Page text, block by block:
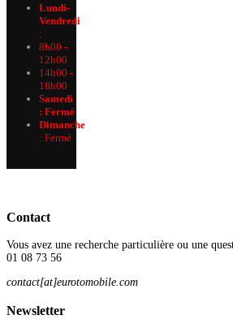
Lundi-
Vendredi
:
8h00 -
12h00
14h00 -
18h00
Samedi
: Fermé
Dimanche
: Fermé
Contact
Vous avez une recherche particulière ou une
01 08 73 56
contact[at]eurotomobile.com
Newsletter